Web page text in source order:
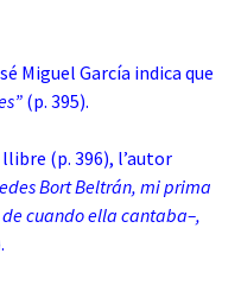
Miguel García indica que
(p. 395).
(p. 396), l’autor
Bort Beltrán, mi prima
cuando ella cantaba–,